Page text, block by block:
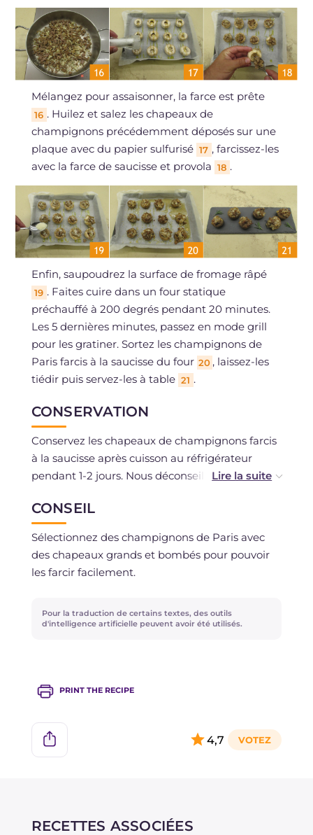
Mélangez pour assaisonner, la farce est prête
16 . Huilez et salez les chapeaux de
champignons précédemment déposés sur une
plaque avec du papier sulfurisé 17 , farcissez-les
avec la farce de saucisse et provola 18 .
Enfin, saupoudrez la surface de fromage râpé
19 . Faites cuire dans un four statique
préchauffé à 200 degrés pendant 20 minutes.
Les 5 dernières minutes, passez en mode grill
pour les gratiner. Sortez les champignons de
Paris farcis à la saucisse du four 20 , laissez-les
tiédir puis servez-les à table 21 .
CONSERVATION
Conservez les chapeaux de champignons farcis
à la saucisse après cuisson au réfrigérateur
pendant 1-2 jours. Nous déconseillons la
CONSEIL
Sélectionnez des champignons de Paris avec
des chapeaux grands et bombés pour pouvoir
les farcir facilement.
Pour la traduction de certains textes, des outils
d'intelligence artificielle peuvent avoir été utilisés.
PRINT THE RECIPE
4,7
RECETTES ASSOCIÉES